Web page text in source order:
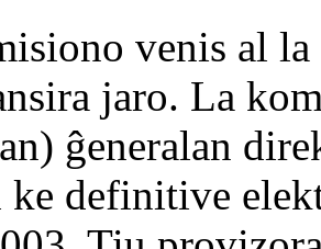
venis al
jaro. La
ĝeneralan
definitive